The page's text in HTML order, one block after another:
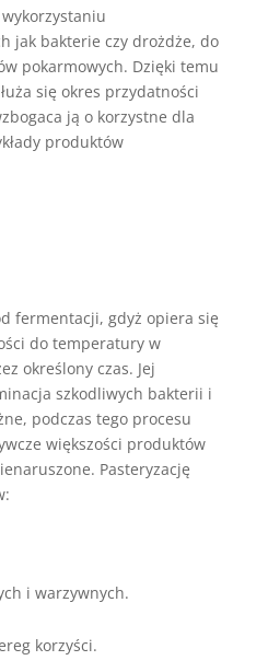
jak bakterie czy drożdże, do
pokarmowych. Dzięki temu
się okres przydatności
ją o korzystne dla
produktów
fermentacji, gdyż opiera się
do temperatury w
określony czas. Jej
szkodliwych bakterii i
podczas tego procesu
większości produktów
Pasteryzację
i warzywnych.
korzyści.